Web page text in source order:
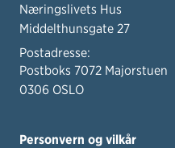
Næringslivets Hus
Middelthunsgate 27
Postadresse:
Postboks 7072 Majorstuen
0306 OSLO
Personvern og vilkår